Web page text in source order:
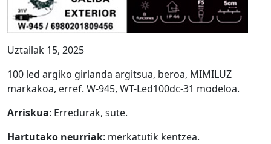
Uztailak 15, 2025
100 led argiko girlanda argitsua, beroa, MIMILUZ
markakoa, erref. W-945, WT-Led100dc-31 modeloa.
Arriskua: Erredurak, sute.
Hartutako neurriak: merkatutik kentzea.